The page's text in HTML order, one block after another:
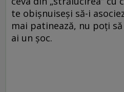
te obișnuiseși să-i
mai patinează, nu poți să
ai un șoc.